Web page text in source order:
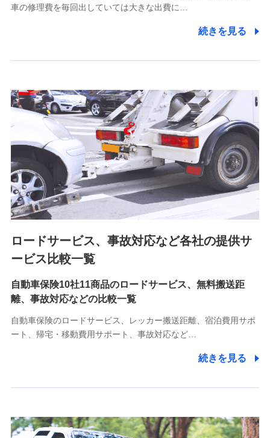
5.通話録音にて取得する情報
7.社員（従業者）の個人情報
人事･勤怠･健康・労務等の管理、給与支給、福利厚生・採用
退職関連処理等の各種手続きのため、当社と従業員または従
業員同士の連絡のため
8.取引先個人情報
取引先としての選定業務、営業情報の提供業務、契約締結手
続き業務、取引管理業務、およびこれらに準ずる業務の遂行
のため
9.お問い合わせ情報
各種お問い合わせに対応するため
10.受託業務の 個人情報
受託業務の遂行およびこれらに準ずる業務の遂行のため
11.マイカー通勤管理クラウド並びに法人向けASPサー
をお送りするため
分析するため
当社の対応品質向上やお問い合わせ内容の正確な把握のため
車の修理費を毎回出していては大きな出費に…
続きを見る
ロードサービス、事故対応など各社の提供サ
ービス比較一覧
自動車保険10社11商品のロードサービス、無料搬送距
離、事故対応などの比較一覧
自動車保険のロードサービス、レッカー搬送距離、宿泊費用サポ
ート、帰宅・移動費用サポート、事故対応など…
続きを見る